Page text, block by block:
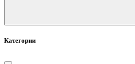
Категории